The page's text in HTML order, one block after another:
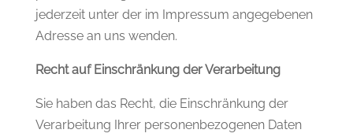
jederzeit unter der im Impressum angegebenen
Adresse an uns wenden.
Recht auf Einschränkung der Verarbeitung
Sie haben das Recht, die Einschränkung der
Verarbeitung Ihrer personenbezogenen Daten